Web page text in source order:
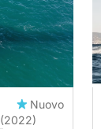
Nuovo
(2022)